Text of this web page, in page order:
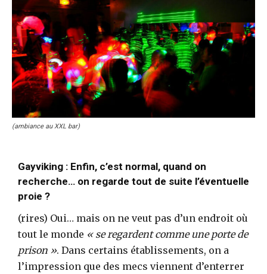
(ambiance au XXL bar)
Gayviking : Enfin, c’est normal, quand on
recherche… on regarde tout de suite l’éventuelle
proie ?
(rires) Oui… mais on ne veut pas d’un endroit où
tout le monde « se regardent comme une porte de
prison ». Dans certains établissements, on a
l’impression que des mecs viennent d’enterrer